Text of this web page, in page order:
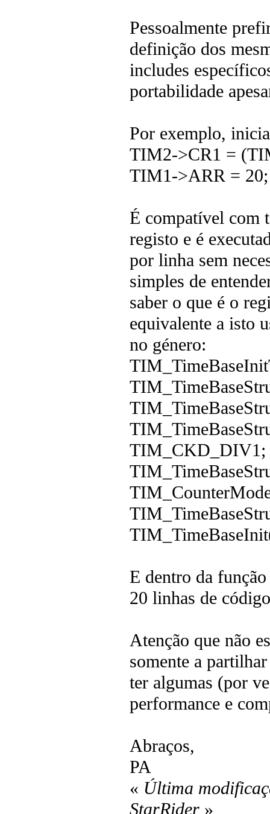
Pessoalmente
definição dos
includes
portabilidade
Por exemplo,
TIM2->CR1 =
TIM1->ARR = 20;
É compatível com
registo e é
por linha sem
simples de
saber o que é o
equivalente a isto
no género:
TIM_CKD_DIV1;
E dentro da
20 linhas de
Atenção que não
somente a
ter algumas (por
performance e
Abraços,
PA
« Última
StarRider »